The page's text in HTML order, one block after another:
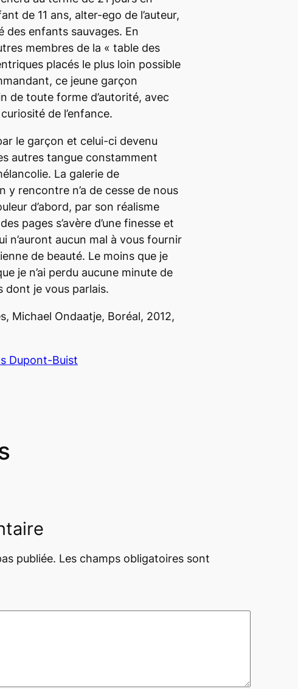
de 11 ans, alter-ego de l’auteur,
des enfants sauvages. En
membres de la « table des
placés le plus loin possible
ce jeune garçon
de toute forme d’autorité, avec
de l’enfance.
le garçon et celui-ci devenu
autres tangue constamment
La galerie de
y rencontre n’a de cesse de nous
d’abord, par son réalisme
pages s’avère d’une finesse et
n’auront aucun mal à vous fournir
de beauté. Le moins que je
je n’ai perdu aucune minute de
dont je vous parlais.
, Michael Ondaatje, Boréal, 2012,
Dupont-Buist
publiée. Les champs obligatoires sont